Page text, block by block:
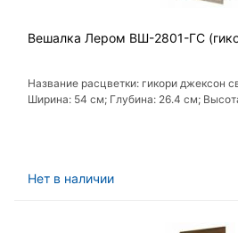
Вешалка Лером ВШ-2801-ГС
Название расцветки: гикори джексон
Ширина: 54 см; Глубина: 26.4 см;
Нет в наличии